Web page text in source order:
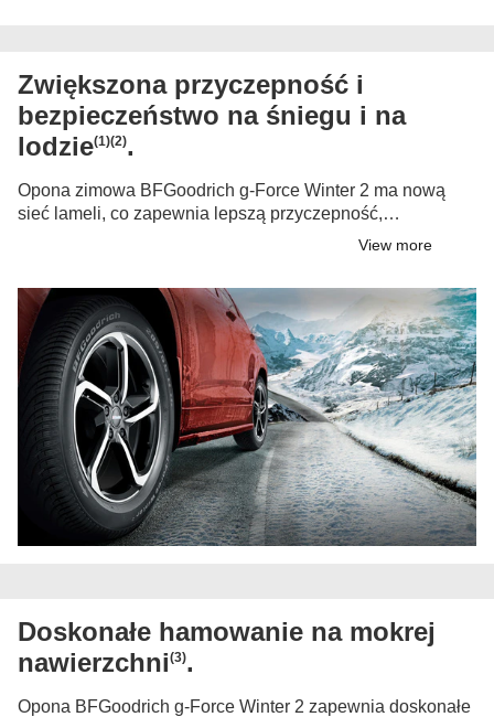
Zwiększona przyczepność i
bezpieczeństwo na śniegu i na
lodzie(1)(2).
Opona zimowa BFGoodrich g-Force Winter 2 ma nową
sieć lameli, co zapewnia lepszą przyczepność,
prowadzenie na drodze i krótszą drogę hamowania na
sztywność bieżnika w niższych temperaturach, poprawia
drogę hamowania na lodzie, zapewniając krótszą drogę
hamowania niż w poprzednim modelu (2). Większe
bezpieczeństwo podczas jazdy w surowych warunkach
zimowych.
View more
Doskonałe hamowanie na mokrej
nawierzchni(3).
Opona BFGoodrich g-Force Winter 2 zapewnia doskonałe